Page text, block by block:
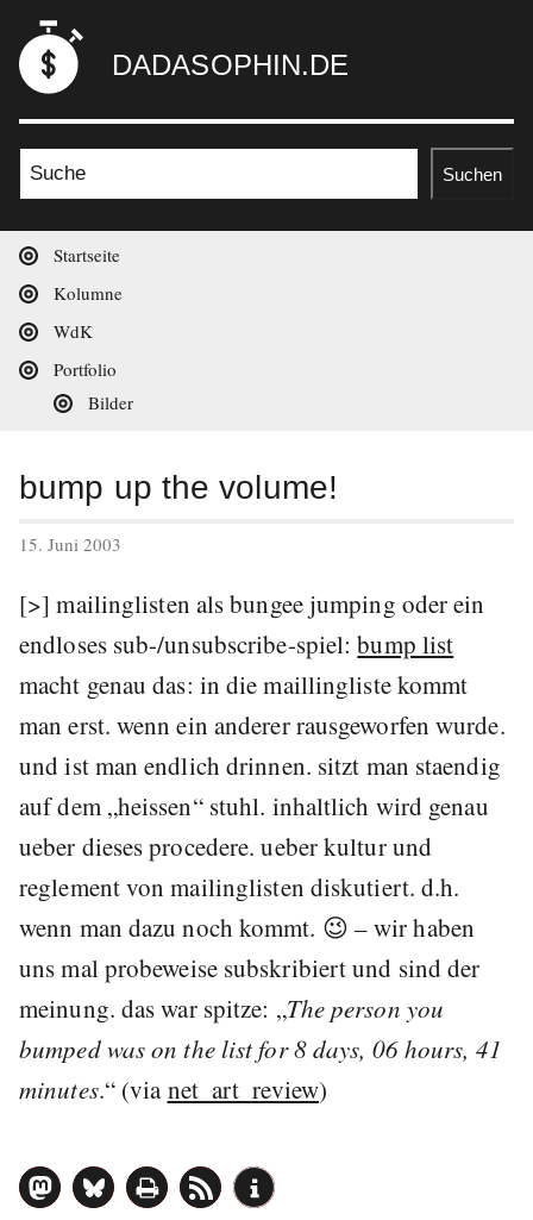
Zum
Inhalt
springen
dadasophin.de
DADASOPHIN.DE
Suche nach: Suchen
Hauptnavigation
Startseite
Kolumne
WdK
Portfolio
Bilder
bump up the volume!
veröffentlicht
15. Juni 2003
[>] mailinglisten als bungee jumping oder ein
endloses sub-/unsubscribe-spiel:bump list
macht genau das: in die maillingliste kommt
man erst. wenn ein anderer rausgeworfen wurde.
und ist man endlich drinnen. sitzt man staendig
auf dem „heissen“ stuhl. inhaltlich wird genau
ueber dieses procedere. ueber kultur und
reglement von mailinglisten diskutiert. d.h.
wenn man dazu noch kommt. 😉 – wir haben
uns mal probeweise subskribiert und sind der
meinung. das war spitze: „The person you
bumped was on the list for 8 days, 06 hours, 41
minutes.“ (vianet_art_review)
Beitrag
teilen